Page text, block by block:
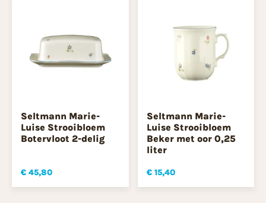
Seltmann Marie-
Luise Strooibloem
Botervloot 2-delig
€ 45,80
Seltmann Marie-
Luise Strooibloem
Beker met oor 0,25
liter
€ 15,40